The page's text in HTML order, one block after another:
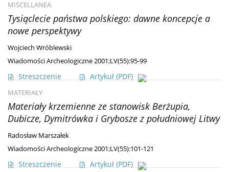
MISCELLANEA
Tysiąclecie państwa polskiego: dawne koncepcje a
nowe perspektywy
Wojciech Wróblewski
Wiadomości Archeologiczne 2001;LV(55):95-99
Streszczenie Artykuł (PDF)
MATERIAŁY
Materiały krzemienne ze stanowisk Berżupia,
Dubicze, Dymitrówka i Grybosze z południowej Litwy
Radosław Marszałek
Wiadomości Archeologiczne 2001;LV(55):101-121
Streszczenie Artykuł (PDF)